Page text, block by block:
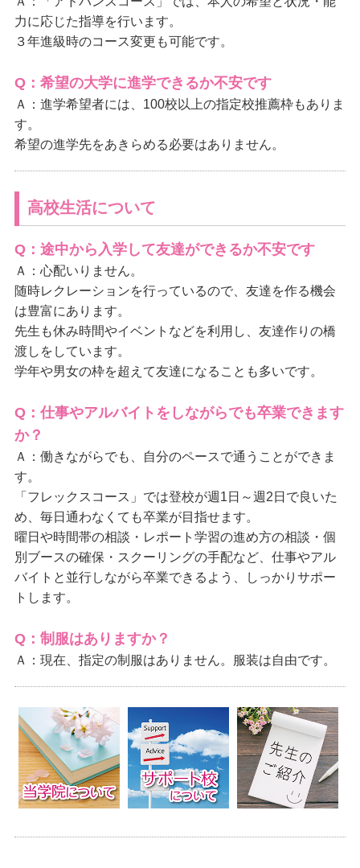
力に応じた指導を行います。
３年進級時のコース変更も可能です。
Q：希望の大学に進学できるか不安です
Ａ：進学希望者には、100校以上の指定校推薦枠もありま
す。
希望の進学先をあきらめる必要はありません。
高校生活について
Q：途中から入学して友達ができるか不安です
Ａ：心配いりません。
随時レクレーションを行っているので、友達を作る機会
は豊富にあります。
先生も休み時間やイベントなどを利用し、友達作りの橋
渡しをしています。
学年や男女の枠を超えて友達になることも多いです。
Q：仕事やアルバイトをしながらでも卒業できます
か？
Ａ：働きながらでも、自分のペースで通うことができま
す。
「フレックスコース」では登校が週1日～週2日で良いた
め、毎日通わなくても卒業が目指せます。
曜日や時間帯の相談・レポート学習の進め方の相談・個
別ブースの確保・スクーリングの手配など、仕事やアル
バイトと並行しながら卒業できるよう、しっかりサポー
トします。
Q：制服はありますか？
Ａ：現在、指定の制服はありません。服装は自由です。